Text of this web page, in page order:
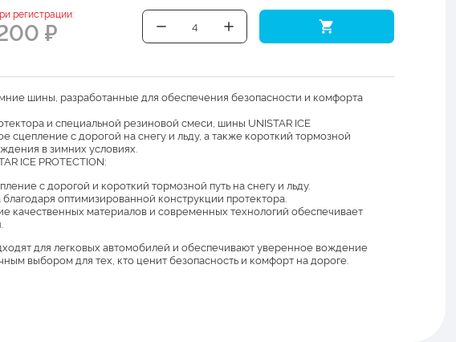
регистрации:
₽
шины, разработанные для обеспечения безопасности и комфорта
и специальной резиновой смеси, шины UNISTAR ICE
сцепление с дорогой на снегу и льду, а также короткий тормозной
в зимних условиях.
ICE PROTECTION:
с дорогой и короткий тормозной путь на снегу и льду.
благодаря оптимизированной конструкции протектора.
качественных материалов и современных технологий обеспечивает
для легковых автомобилей и обеспечивают уверенное вождение
выбором для тех, кто ценит безопасность и комфорт на дороге.